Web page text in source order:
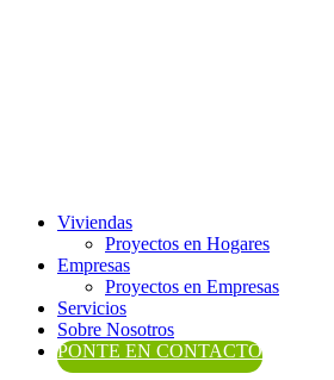
Viviendas
Proyectos en Hogares
Empresas
Proyectos en Empresas
Servicios
Sobre Nosotros
PONTE EN CONTACTO